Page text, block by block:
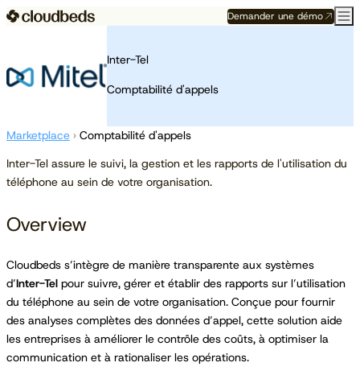
Demander une démo
Inter-Tel
Comptabilité d'appels
Marketplace › Comptabilité d'appels
Inter-Tel assure le suivi, la gestion et les rapports de l'utilisation du
téléphone au sein de votre organisation.
Overview
Cloudbeds s’intègre de manière transparente aux systèmes
d’Inter-Tel pour suivre, gérer et établir des rapports sur l’utilisation
du téléphone au sein de votre organisation. Conçue pour fournir
des analyses complètes des données d’appel, cette solution aide
les entreprises à améliorer le contrôle des coûts, à optimiser la
communication et à rationaliser les opérations.